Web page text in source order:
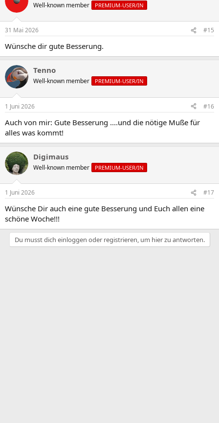
Well-known member PREMIUM-USER/IN
31 Mai 2026 #15
Wünsche dir gute Besserung.
Tenno
Well-known member PREMIUM-USER/IN
1 Juni 2026 #16
Auch von mir: Gute Besserung ....und die nötige Muße für
alles was kommt!
Digimaus
Well-known member PREMIUM-USER/IN
1 Juni 2026 #17
Wünsche Dir auch eine gute Besserung und Euch allen eine
schöne Woche!!!
Du musst dich einloggen oder registrieren, um hier zu antworten.